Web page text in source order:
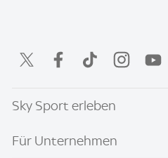
Sky Sport erleben
Für Unternehmen